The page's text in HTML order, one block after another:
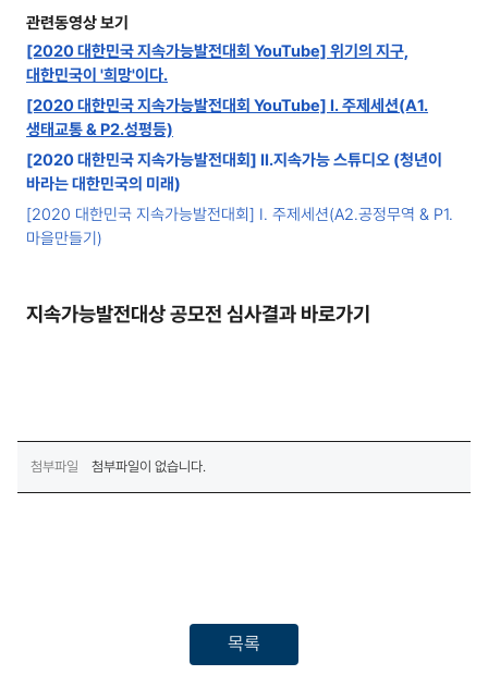
관련동영상 보기
[2020 대한민국 지속가능발전대회 YouTube] 위기의 지구,
대한민국이 '희망'이다.
[2020 대한민국 지속가능발전대회 YouTube] Ⅰ. 주제세션(A1.
생태교통 & P2.성평등)
[2020 대한민국 지속가능발전대회] Ⅱ.지속가능 스튜디오 (청년이
바라는 대한민국의 미래)
[2020 대한민국 지속가능발전대회] Ⅰ. 주제세션(A2.공정무역 & P1.
마을만들기)
지속가능발전대상 공모전 심사결과 바로가기
첨부파일 첨부파일이 없습니다.
목록